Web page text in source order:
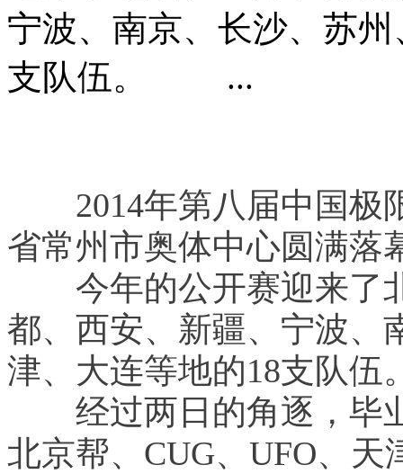
宁波、南京、长沙、苏
支队伍。 ...
2014年第八届中国极
省常州市奥体中心圆满落
今年的公开赛迎来了
都、西安、新疆、宁波、
津、大连等地的18支队伍
经过两日的角逐，毕业
北京帮、CUG、UFO、